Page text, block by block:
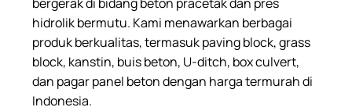
hidrolik bermutu. Kami menawarkan berbagai
produk berkualitas, termasuk paving block, grass
block, kanstin, buis beton, U-ditch, box culvert,
dan pagar panel beton dengan harga termurah di
Indonesia.